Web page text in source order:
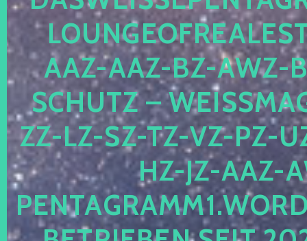
AZ-AAZ-BZ-AWZ-
CHUTZ –
-LZ-SZ-TZ-VZ-PZ-UZ-
-JZ-AAZ-